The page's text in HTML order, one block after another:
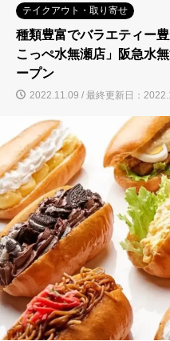
テイクアウト・取り寄せ
種類豊富でバラエティー
こっぺ水無瀬店」阪急水
ープン
2022.11.09 / 最終更新日：